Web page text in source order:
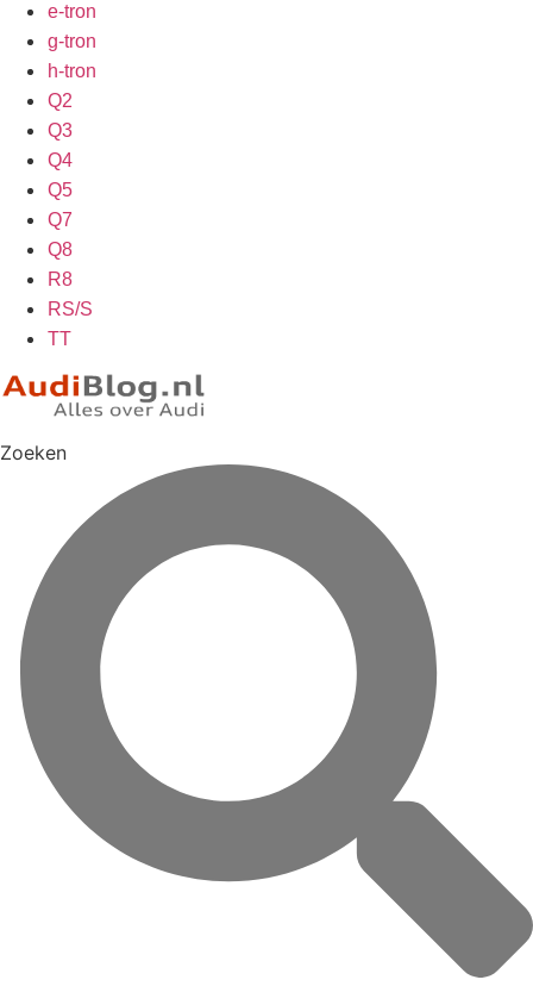
e-tron
g-tron
h-tron
Q2
Q3
Q4
Q5
Q7
Q8
R8
RS/S
TT
Zoeken